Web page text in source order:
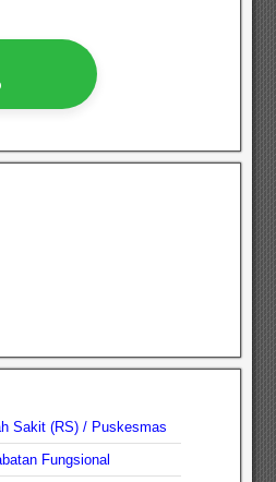
Sakit (RS) / Puskesmas
Fungsional